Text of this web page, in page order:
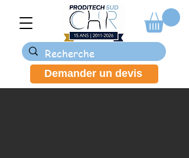
Demander un devis